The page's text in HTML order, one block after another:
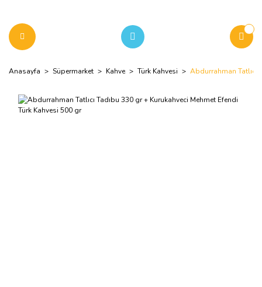
Anasayfa Süpermarket Kahve Türk Kahvesi Abdurrahman Tatlıcı